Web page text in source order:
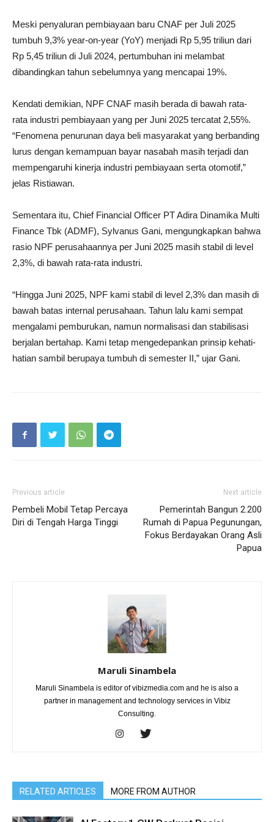
Meski penyaluran pembiayaan baru CNAF per Juli 2025
tumbuh 9,3% year-on-year (YoY) menjadi Rp 5,95 triliun dari
Rp 5,45 triliun di Juli 2024, pertumbuhan ini melambat
dibandingkan tahun sebelumnya yang mencapai 19%.
Kendati demikian, NPF CNAF masih berada di bawah rata-
rata industri pembiayaan yang per Juni 2025 tercatat 2,55%.
“Fenomena penurunan daya beli masyarakat yang berbanding
lurus dengan kemampuan bayar nasabah masih terjadi dan
mempengaruhi kinerja industri pembiayaan serta otomotif,”
jelas Ristiawan.
Sementara itu, Chief Financial Officer PT Adira Dinamika Multi
Finance Tbk (ADMF), Sylvanus Gani, mengungkapkan bahwa
rasio NPF perusahaannya per Juni 2025 masih stabil di level
2,3%, di bawah rata-rata industri.
“Hingga Juni 2025, NPF kami stabil di level 2,3% dan masih di
bawah batas internal perusahaan. Tahun lalu kami sempat
mengalami pemburukan, namun normalisasi dan stabilisasi
berjalan bertahap. Kami tetap mengedepankan prinsip kehati-
hatian sambil berupaya tumbuh di semester II,” ujar Gani.
Previous article
Pembeli Mobil Tetap Percaya
Diri di Tengah Harga Tinggi
Next article
Pemerintah Bangun 2.200
Rumah di Papua Pegunungan,
Fokus Berdayakan Orang Asli
Papua
Maruli Sinambela
Maruli Sinambela is editor of vibizmedia.com and he is also a
partner in management and technology services in Vibiz
Consulting.
RELATED ARTICLES MORE FROM AUTHOR